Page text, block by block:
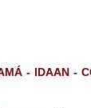
IDAAN